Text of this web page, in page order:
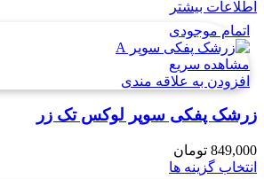
اطلاعات بیشتر
اتمام موجودی
مشاهده سریع
افزودن به علاقه مندی
زرشک پفکی سوپر لوکس تک زر
849,000 تومان
انتخاب گزینه ها